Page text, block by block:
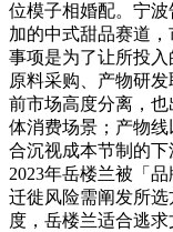
位模子相婚配。宁
加的中式甜品赛道
事项是为了让所投
原料采购、产物研
前市场高度分离，
体消费场景；产物
合沉视成本节制的下
2023年岳楼兰被「
迁徙风险需阐发所
度，岳楼兰适合逃